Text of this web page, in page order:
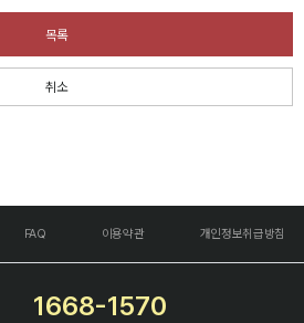
목록
취소
FAQ 이용약관 개인정보취급방침
1668-1570